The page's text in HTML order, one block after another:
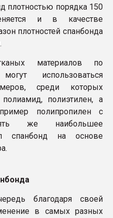
плотностью порядка 150
и в качестве
плотностей спанбонда
материалов по
использоваться
среди которых
полиэтилен, а
полипропилен с
же наибольшее
спанбонд на основе
благодаря своей
в самых разных